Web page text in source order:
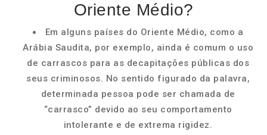
Oriente Médio?
Em alguns países do Oriente Médio, como a
Arábia Saudita, por exemplo, ainda é comum o uso
de carrascos para as decapitações públicas dos
seus criminosos. No sentido figurado da palavra,
determinada pessoa pode ser chamada de
“carrasco” devido ao seu comportamento
intolerante e de extrema rigidez.